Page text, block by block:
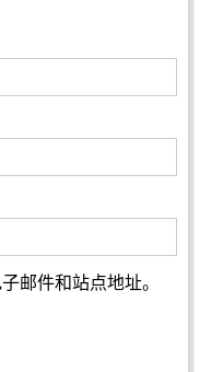
邮件和站点地址。